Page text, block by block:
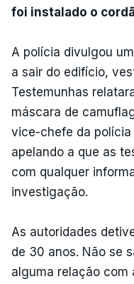
foi instalado o
A polícia divulgou
a sair do edifício,
Testemunhas
máscara de
vice-chefe da polícia
apelando a que as
com qualquer
investigação.
As autoridades
de 30 anos. Não se
alguma relação com